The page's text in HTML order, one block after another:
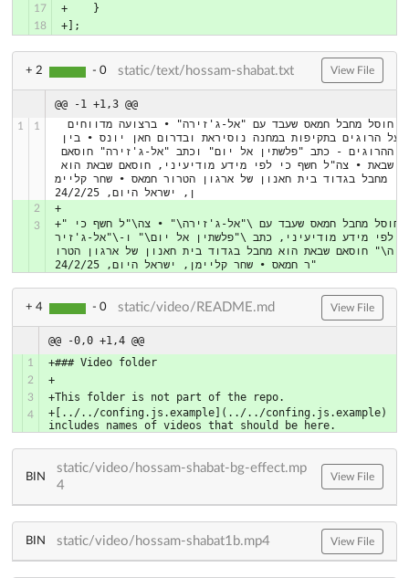
17 +    }
18 +];
+ 2 - 0 static/text/hossam-shabat.txt View File
@@ -1 +1,3 @@
1 1
מחבל בגדוד בית חאנון של ארגון הטרור חמאס • שחר קליימ
ן, ישראל היום, 24/2/25
2 +
3
+"חוסל מחבל חמאס שעבד עם \"אל-ג'זירה\" • צה\"ל חשף כי
לפי מידע מודיעיני, כתב \"פלשתין אל יום\" ו-\"אל-ג'זיר
ה\" חוסאם שבאת הוא מחבל בגדוד בית חאנון של ארגון הטרו
ר חמאס • שחר קליימן, ישראל היום, 24/2/25"
+ 4 - 0 static/video/README.md View File
@@ -0,0 +1,4 @@
1 +### Video folder
2 +
3 +This folder is not part of the repo.
4
+[../../confing.js.example](../../confing.js.example)
includes names of videos that should be here.
BIN
static/video/hossam-shabat-bg-effect.mp
4
View File
BIN static/video/hossam-shabat1b.mp4 View File